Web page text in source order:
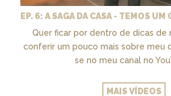
Quer ficar por dentro de dicas de
conferir um pouco mais sobre meu
se no meu canal no
MAIS VÍDEOS